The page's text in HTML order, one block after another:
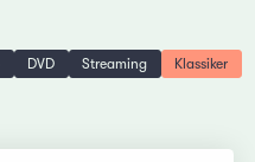
DVD Streaming Klassiker